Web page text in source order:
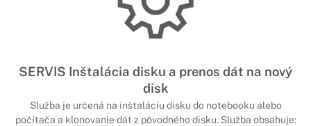
SERVIS Inštalácia disku a prenos dát na nový
disk
Služba je určená na inštaláciu disku do notebooku alebo
počítača a klonovanie dát z pôvodného disku. Služba obsahuje: